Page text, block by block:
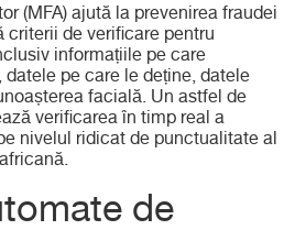
(MFA) ajută la prevenirea fraudei
criterii de verificare pentru
informațiile pe care
pe care le deține, datele
facială. Un astfel de
verificarea în timp real a
nivelul ridicat de punctualitate al
de